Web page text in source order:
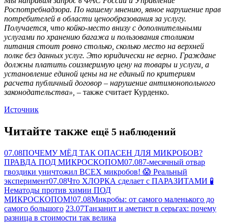
Роспотребнадзора. По нашему мнению, явное нарушение прав
потребителей в области ценообразования за услугу.
Получается, что койко-место внизу с дополнительными
услугами по хранению багажа и пользования столиком
питания стоит ровно столько, сколько место на верхней
полке без данных услуг. Это юридически не верно. Граждане
должны платить соизмеримую цену на товары и услуги, а
установление единой цены на не единый по критериям
расчета публичный договор – нарушение антимонопольного
законодательства», – также считает Курденко.
Источник
Читайте также ещё 5 наблюдений
07.08ПОЧЕМУ МЁД ТАК ОПАСЕН ДЛЯ МИКРОБОВ?
ПРАВДА ПОД МИКРОСКОПОМ07.087-месячный отвар
гвоздики уничтожил ВСЕХ микробов! 😱 Реальный
эксперимент07.08Что ХЛОРКА сделает с ПАРАЗИТАМИ 🧪
Нематоды против химии ПОД
МИКРОСКОПОМ!07.08Микробы: от самого маленького до
самого большого 23.07Танзанит и аметист в серьгах: почему
разница в стоимости так велика